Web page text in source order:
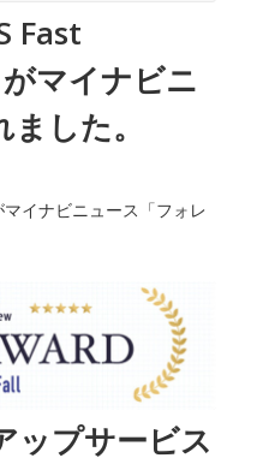
Fast
マイナビニ
した。
マイナビニュース「フォレ
ップサービス